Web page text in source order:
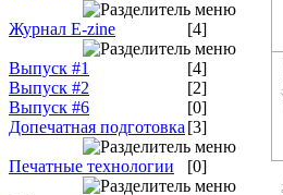
Журнал E-zine [4]
Выпуск #1
[4]
Выпуск #2
[2]
Выпуск #6
[0]
Допечатная подготовка [3]
Печатные технологии [0]